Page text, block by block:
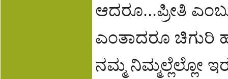
ಆದರೂ...ಪ್ರೀತಿ
ಎಂತಾದರೂ ಚಿಗುರಿ
ನಮ್ಮ ನಿಮ್ಮಲ್ಲೆಲ್ಲೋ